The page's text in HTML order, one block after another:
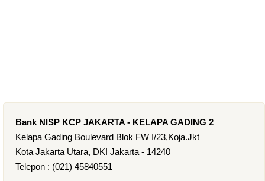
Bank NISP KCP JAKARTA - KELAPA GADING 2
Kelapa Gading Boulevard Blok FW I/23,Koja.Jkt
Kota Jakarta Utara, DKI Jakarta - 14240
Telepon : (021) 45840551